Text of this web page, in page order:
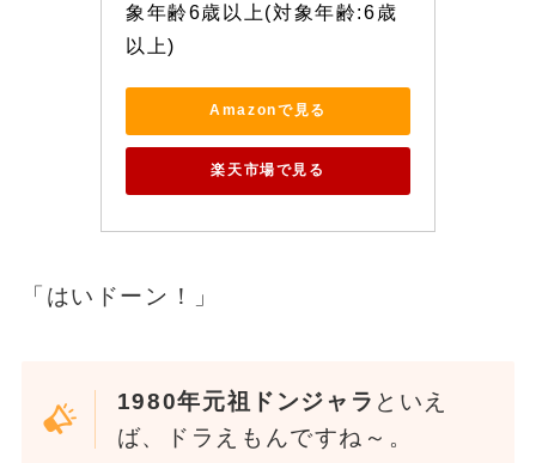
象年齢6歳以上(対象年齢:6歳
以上)
Amazonで見る
楽天市場で見る
「はいドーン！」
1980年元祖ドンジャラ といえ
ば、ドラえもんですね～。